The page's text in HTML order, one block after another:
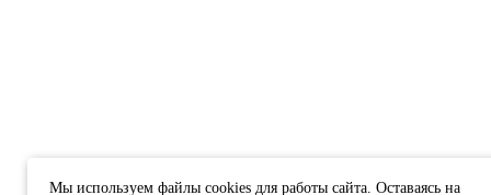
Мы используем файлы cookies для работы сайта. Оставаясь на